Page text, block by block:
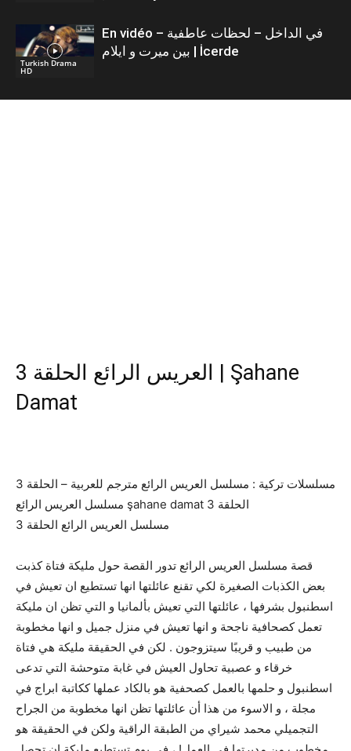
Turkish Drama
HD
En vidéo – في الداخل – لحظات عاطفية
بين ميرت و ايلام | İcerde
العريس الرائع الحلقة 3 | Şahane
Damat
مسلسلات تركية : مسلسل العريس الرائع مترجم للعربية – الحلقة 3
مسلسل العريس الرائع şahane damat الحلقة 3
مسلسل العريس الرائع الحلقة 3
قصة مسلسل العريس الرائع تدور القصة حول مليكة فتاة كذبت
بعض الكذبات الصغيرة لكي تقنع عائلتها انها تستطيع ان تعيش في
اسطنبول بشرفها ، عائلتها التي تعيش بألمانيا و التي تظن ان مليكة
تعمل كصحافية ناجحة و انها تعيش في منزل جميل و انها مخطوبة
من طبيب و قريبًا سيتزوجون . لكن في الحقيقة مليكة هي فتاة
خرقاء و عصبية تحاول العيش في غابة متوحشة التي تدعى
اسطنبول و حلمها بالعمل كصحفية هو بالكاد عملها ككاتبة ابراج في
مجلة ، و الاسوء من هذا أن عائلتها تظن انها مخطوبة من الجراح
التجميلي محمد شيراي من الطبقة الراقية ولكن في الحقيقة هو